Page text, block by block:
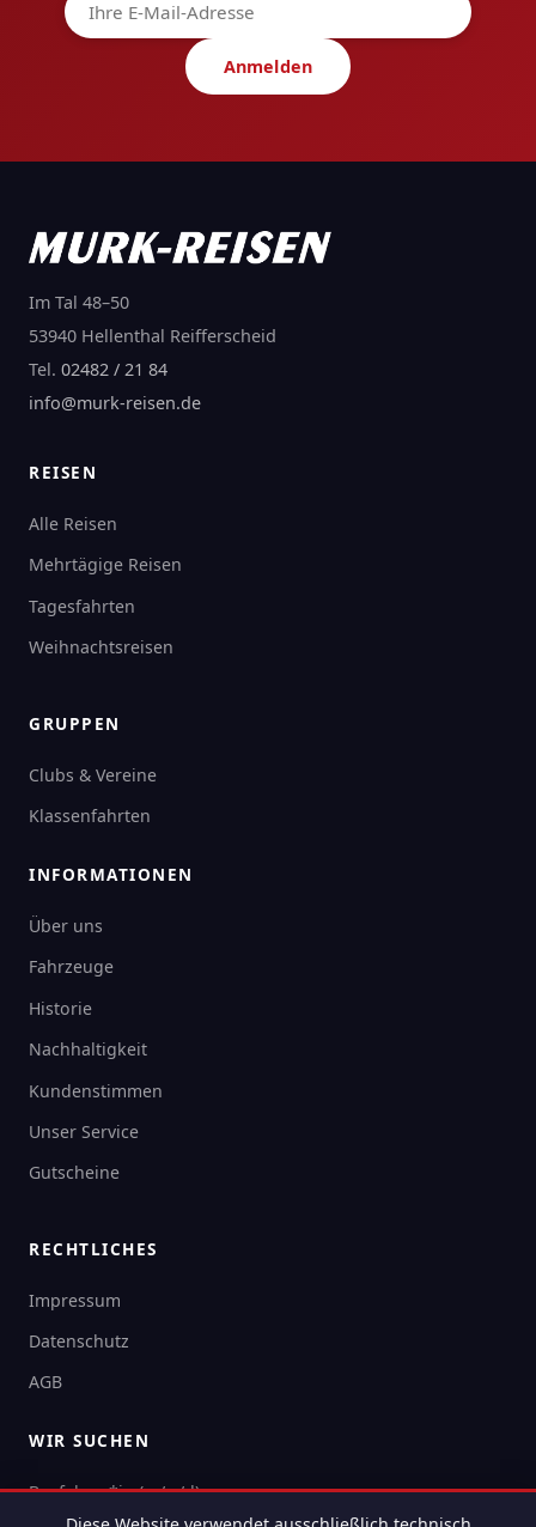
Anmelden
Im Tal 48–50
53940 Hellenthal Reifferscheid
Tel. 02482 / 21 84
info@murk-reisen.de
REISEN
Alle Reisen
Mehrtägige Reisen
Tagesfahrten
Weihnachtsreisen
GRUPPEN
Clubs & Vereine
Klassenfahrten
INFORMATIONEN
Über uns
Fahrzeuge
Historie
Nachhaltigkeit
Kundenstimmen
Unser Service
Gutscheine
RECHTLICHES
Impressum
Datenschutz
AGB
WIR SUCHEN
Busfahrer*in (m/w/d)